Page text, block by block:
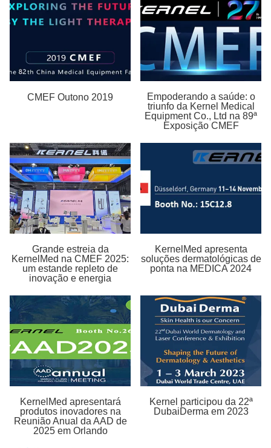
CMEF Outono 2019
Empoderando a saúde: o
triunfo da Kernel Medical
Equipment Co., Ltd na 89ª
Exposição CMEF
Grande estreia da
KernelMed na CMEF 2025:
um estande repleto de
inovação e energia
KernelMed apresenta
soluções dermatológicas de
ponta na MEDICA 2024
KernelMed apresentará
produtos inovadores na
Reunião Anual da AAD de
2025 em Orlando
Kernel participou da 22ª
DubaiDerma em 2023